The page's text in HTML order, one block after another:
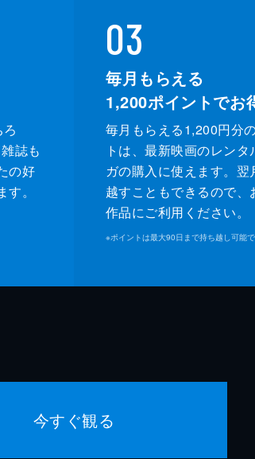
誌も
の好
。
03
毎月もらえる
1,200ポイントでお
毎月もらえる1,200円分
トは、最新映画のレンタ
ガの購入に使えます。翌
越すこともできるので、
作品にご利用ください。
※ポイントは最大90日まで持ち越し可能で
今すぐ観る